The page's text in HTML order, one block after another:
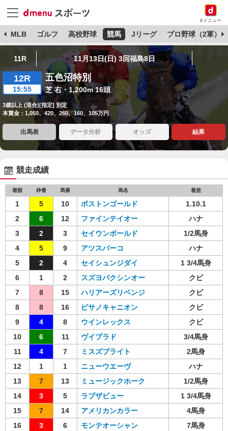
dメニュー
MLB ゴルフ 高校野球 競馬 Jリーグ プロ野球（2軍）
11R 11月13日(日) 3回福島8日
12R
15:55
五色沼特別
芝 右・1,200m 16頭
3歳以上 (混合)[指定] 別定
本賞金：1,050、420、260、160、105万円
出馬表 データ分析 オッズ 結果
競走成績
着順 枠番 馬番 馬名 着差
1 5 10 ボストンゴールド
1.10.1
2
6 12 ファインテイオー
ハナ
3
2 3 セイウンボールド
1/2馬身
4
5 9 アツスパーコ
ハナ
5
2 4 セイシュンジダイ
1 3/4馬身
6
1 2 スズヨバクシンオー
クビ
7
8 15 ハリアーズリベンジ
クビ
8
8 16 ピサノキャニオン
クビ
9
4 8 ウインレックス
クビ
10
6 11 ヴイプラド
3/4馬身
11
4 7 ミスズブライト
2馬身
12
1 1 ニューウエーヴ
ハナ
13
7 13 ミュージックホーク
1/2馬身
14
3 5 ラブザビュー
1 3/4馬身
15
7 14 アメリカンカラー
4馬身
16
3 6 モンテオーシャン 7馬身